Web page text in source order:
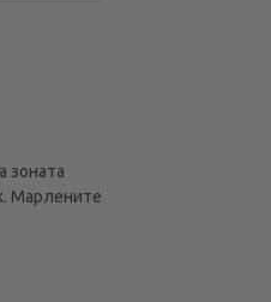
зоната
Марлените